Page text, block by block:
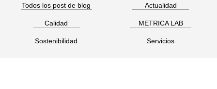
Todos los post de blog Actualidad
Calidad METRICA LAB
Sostenibilidad Servicios